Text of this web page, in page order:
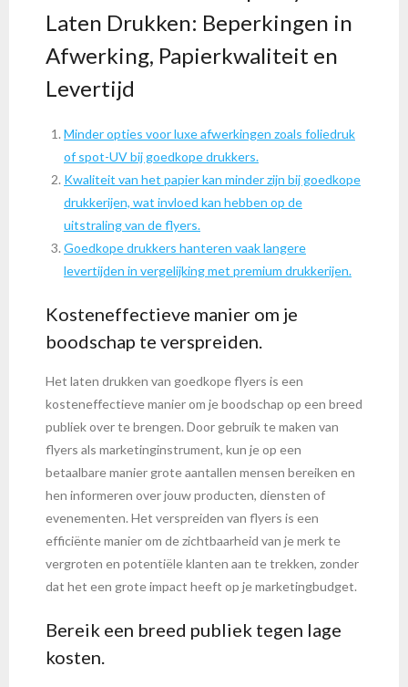
Laten Drukken: Beperkingen in
Afwerking, Papierkwaliteit en
Levertijd
Minder opties voor luxe afwerkingen zoals foliedruk
of spot-UV bij goedkope drukkers.
Kwaliteit van het papier kan minder zijn bij goedkope
drukkerijen, wat invloed kan hebben op de
uitstraling van de flyers.
Goedkope drukkers hanteren vaak langere
levertijden in vergelijking met premium drukkerijen.
Kosteneffectieve manier om je
boodschap te verspreiden.
Het laten drukken van goedkope flyers is een
kosteneffectieve manier om je boodschap op een breed
publiek over te brengen. Door gebruik te maken van
flyers als marketinginstrument, kun je op een
betaalbare manier grote aantallen mensen bereiken en
hen informeren over jouw producten, diensten of
evenementen. Het verspreiden van flyers is een
efficiënte manier om de zichtbaarheid van je merk te
vergroten en potentiële klanten aan te trekken, zonder
dat het een grote impact heeft op je marketingbudget.
Bereik een breed publiek tegen lage
kosten.